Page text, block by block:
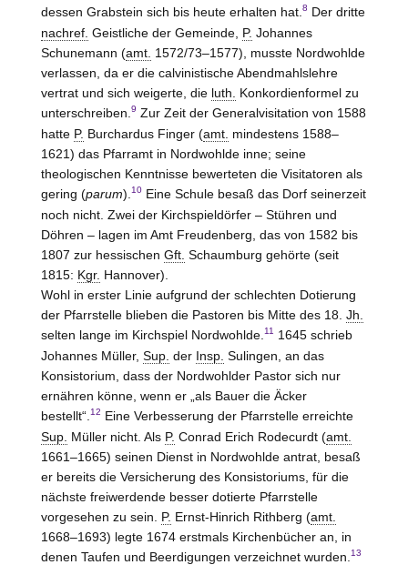
dessen Grabstein sich bis heute erhalten hat. 8 Der dritte
nachref. Geistliche der Gemeinde, P. Johannes
Schunemann (amt. 1572/73–1577), musste Nordwohlde
verlassen, da er die calvinistische Abendmahlslehre
vertrat und sich weigerte, die luth.
Konkordienformel zu
unterschreiben. 9 Zur Zeit der Generalvisitation von 1588
hatte P. Burchardus Finger (amt. mindestens 1588–
1621) das Pfarramt in Nordwohlde inne; seine
theologischen Kenntnisse bewerteten die Visitatoren als
gering (parum). 10Eine Schule besaß das Dorf seinerzeit
noch nicht. Zwei der Kirchspieldörfer – Stühren und
Döhren – lagen im Amt Freudenberg, das von 1582 bis
1807 zur hessischen Gft. Schaumburg gehörte (seit
1815: Kgr. Hannover).
Wohl in erster Linie aufgrund der schlechten Dotierung
der Pfarrstelle blieben die Pastoren bis Mitte des 18. Jh.
selten lange im Kirchspiel Nordwohlde. 11
1645 schrieb
Johannes Müller, Sup. der Insp. Sulingen, an das
Konsistorium, dass der Nordwohlder Pastor sich nur
ernähren könne, wenn er „als Bauer die Äcker
bestellt“. 12 Eine Verbesserung der Pfarrstelle erreichte
Sup. Müller nicht. Als P. Conrad Erich Rodecurdt (amt.
1661–1665) seinen Dienst in Nordwohlde antrat, besaß
er bereits die Versicherung des Konsistoriums, für die
nächste freiwerdende besser dotierte Pfarrstelle
vorgesehen zu sein. P. Ernst-Hinrich Rithberg (amt.
1668–1693) legte 1674 erstmals Kirchenbücher an, in
denen Taufen und Beerdigungen verzeichnet wurden. 13